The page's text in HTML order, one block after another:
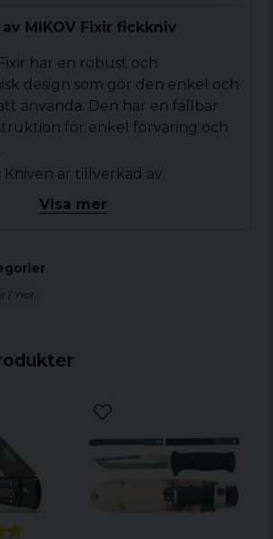
MIKOV Fixir fickkniv
Fixir har en robust och
design som gör den enkel och
använda. Den har en fällbar
för enkel förvaring och
Kniven är tillverkad av
material för att säkerställa
och pålitlighet. Bladet är
långvarig skärpa.
att bladet hålls i position under
en bekväm och säker grepp.
stabil kontroll och minskar
att kniven ska glida ur handen
Fixir är mångsidig och
en rad olika
Visa mer
/ Yxor